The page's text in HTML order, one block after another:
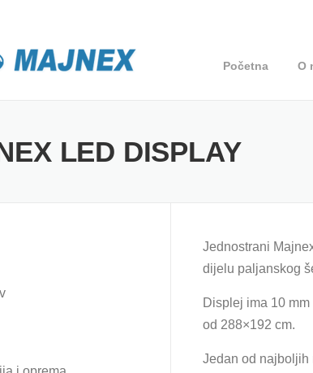
Početna O
LED DISPLAY
Jednostrani
dijelu paljanskog
Displej ima 10
od 288×192 cm.
Jedan od najboljih